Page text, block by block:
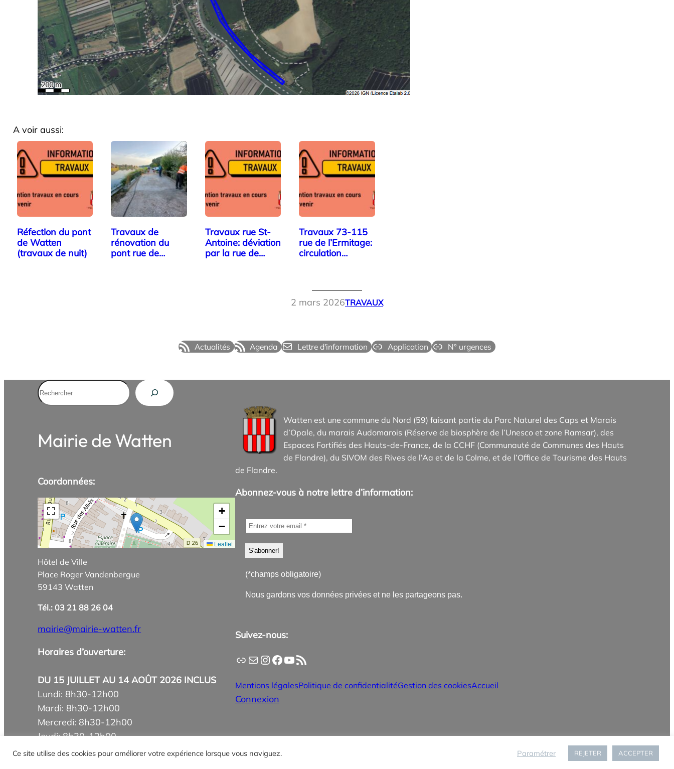
A voir aussi:
Réfection du pont
de Watten
(travaux de nuit)
Travaux de
rénovation du
pont rue de
Travaux rue St-
Antoine: déviation
par la rue de
Travaux 73-115
rue de l’Ermitage:
circulation
2 mars 2026TRAVAUX
Actualités Agenda Lettre d'information Application N° urgences
Rechercher
Mairie de Watten
Coordonnées:
+
−
Leaflet
Hôtel de Ville
Place Roger Vandenbergue
59143 Watten
Tél.: 03 21 88 26 04
mairie@mairie-watten.fr
Horaires d’ouverture:
DU 15 JUILLET AU 14 AOÛT 2026 INCLUS
Lundi: 8h30-12h00
Mardi: 8h30-12h00
Mercredi: 8h30-12h00
Jeudi: 8h30-12h00
Vendredi: 8h30-12h00
Watten est une commune du Nord (59) faisant partie du Parc Naturel des Caps et Marais
d’Opale, du marais Audomarois (Réserve de biosphère de l’Unesco et zone Ramsar), des
Espaces Fortifiés des Hauts-de-France, de la CCHF (Communauté de Communes des Hauts
de Flandre), du SIVOM des Rives de l’Aa et de la Colme, et de l’Office de Tourisme des Hauts
de Flandre.
Abonnez-vous à notre lettre d’information:
(*champs obligatoire)
Nous gardons vos données privées et ne les partageons pas.
Suivez-nous:
Application PanneauPocket
Lettre d'information
Instagram
Facebook
YouTube
Flux RSS
Mentions légalesPolitique de confidentialitéGestion des cookiesAccueil
Connexion
Ce site utilise des cookies pour améliorer votre expérience lorsque vous naviguez. Paramétrer REJETER ACCEPTER